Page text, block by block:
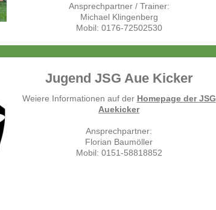
Ansprechpartner / Trainer:
Michael Klingenberg
Mobil: 0176-72502530
Jugend JSG Aue Kicker
Weiere Informationen auf der Homepage der JSG
Auekicker
Ansprechpartner:
Florian Baumöller
Mobil: 0151-58818852